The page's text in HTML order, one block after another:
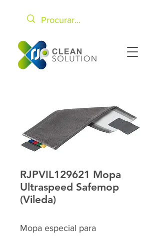
RJPVIL129621 Mopa
Ultraspeed Safemop
(Vileda)
Mopa especial para